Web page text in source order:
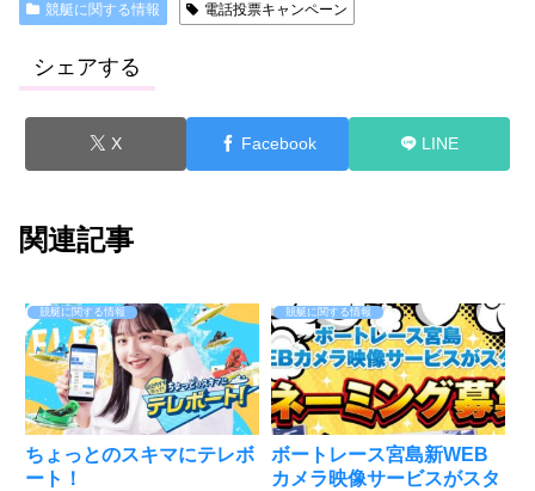
競艇に関する情報 電話投票キャンペーン
シェアする
X Facebook LINE
関連記事
競艇に関する情報
ちょっとのスキマにテレボ
ート！
競艇に関する情報
ボートレース宮島新WEB
カメラ映像サービスがスタ